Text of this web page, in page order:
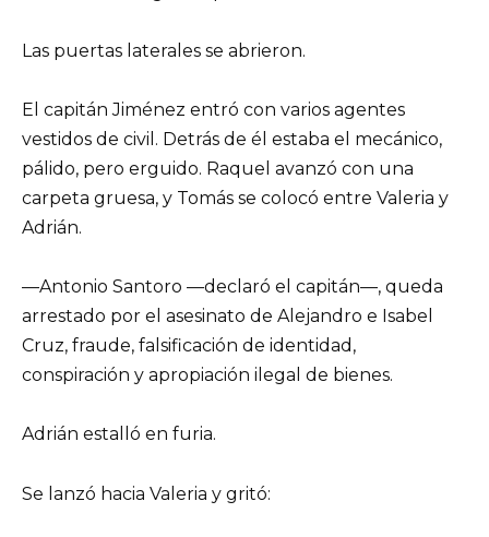
Las puertas laterales se abrieron.
El capitán Jiménez entró con varios agentes
vestidos de civil. Detrás de él estaba el mecánico,
pálido, pero erguido. Raquel avanzó con una
carpeta gruesa, y Tomás se colocó entre Valeria y
Adrián.
—Antonio Santoro —declaró el capitán—, queda
arrestado por el asesinato de Alejandro e Isabel
Cruz, fraude, falsificación de identidad,
conspiración y apropiación ilegal de bienes.
Adrián estalló en furia.
Se lanzó hacia Valeria y gritó: